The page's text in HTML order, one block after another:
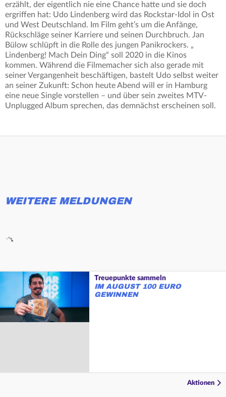
erzählt, der eigentlich nie eine Chance hatte und sie doch
ergriffen hat: Udo Lindenberg wird das Rockstar-Idol in Ost
und West Deutschland. Im Film geht’s um die Anfänge,
Rückschläge seiner Karriere und seinen Durchbruch. Jan
Bülow schlüpft in die Rolle des jungen Panikrockers. „
Lindenberg! Mach Dein Ding“ soll 2020 in die Kinos
kommen. Während die Filmemacher sich also gerade mit
seiner Vergangenheit beschäftigen, bastelt Udo selbst weiter
an seiner Zukunft: Schon heute Abend will er in Hamburg
eine neue Single vorstellen – und über sein zweites MTV-
Unplugged Album sprechen, das demnächst erscheinen soll.
WEITERE MELDUNGEN
Treuepunkte sammeln
IM AUGUST 100 EURO
GEWINNEN
Aktionen